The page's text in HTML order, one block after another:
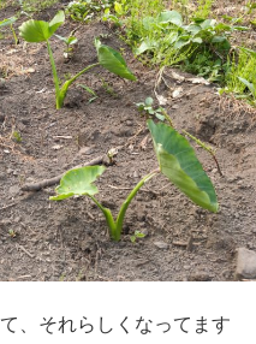
、それらしくなってます